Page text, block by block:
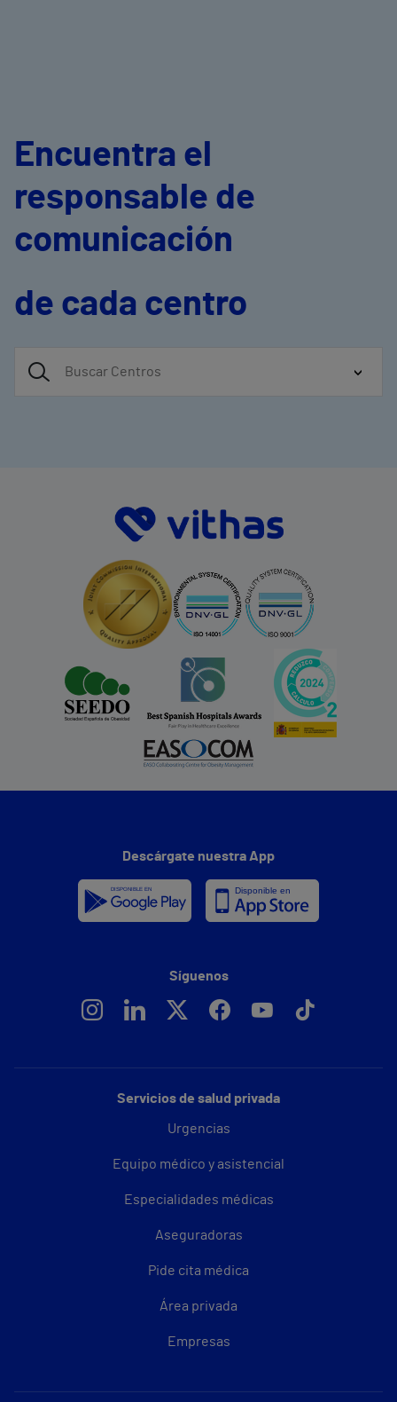
Encuentra el
responsable de
comunicación
de cada centro
Servicios de salud privada
Urgencias
Equipo médico y asistencial
Especialidades médicas
Aseguradoras
Pide cita médica
Área privada
Empresas
Descárgate nuestra App
Síguenos